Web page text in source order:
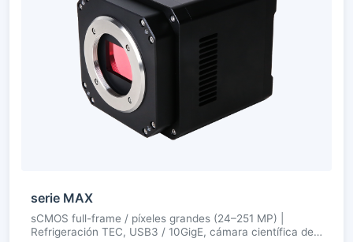
serie MAX
sCMOS full-frame / píxeles grandes (24–251 MP) |
Refrigeración TEC, USB3 / 10GigE, cámara científica de